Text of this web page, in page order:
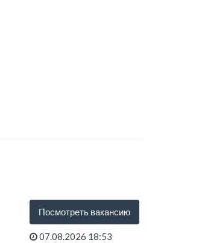
Посмотреть вакансию
07.08.2026 18:53